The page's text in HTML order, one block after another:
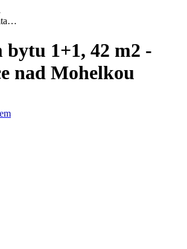
bytu 1+1, 42 m2 -
nad Mohelkou